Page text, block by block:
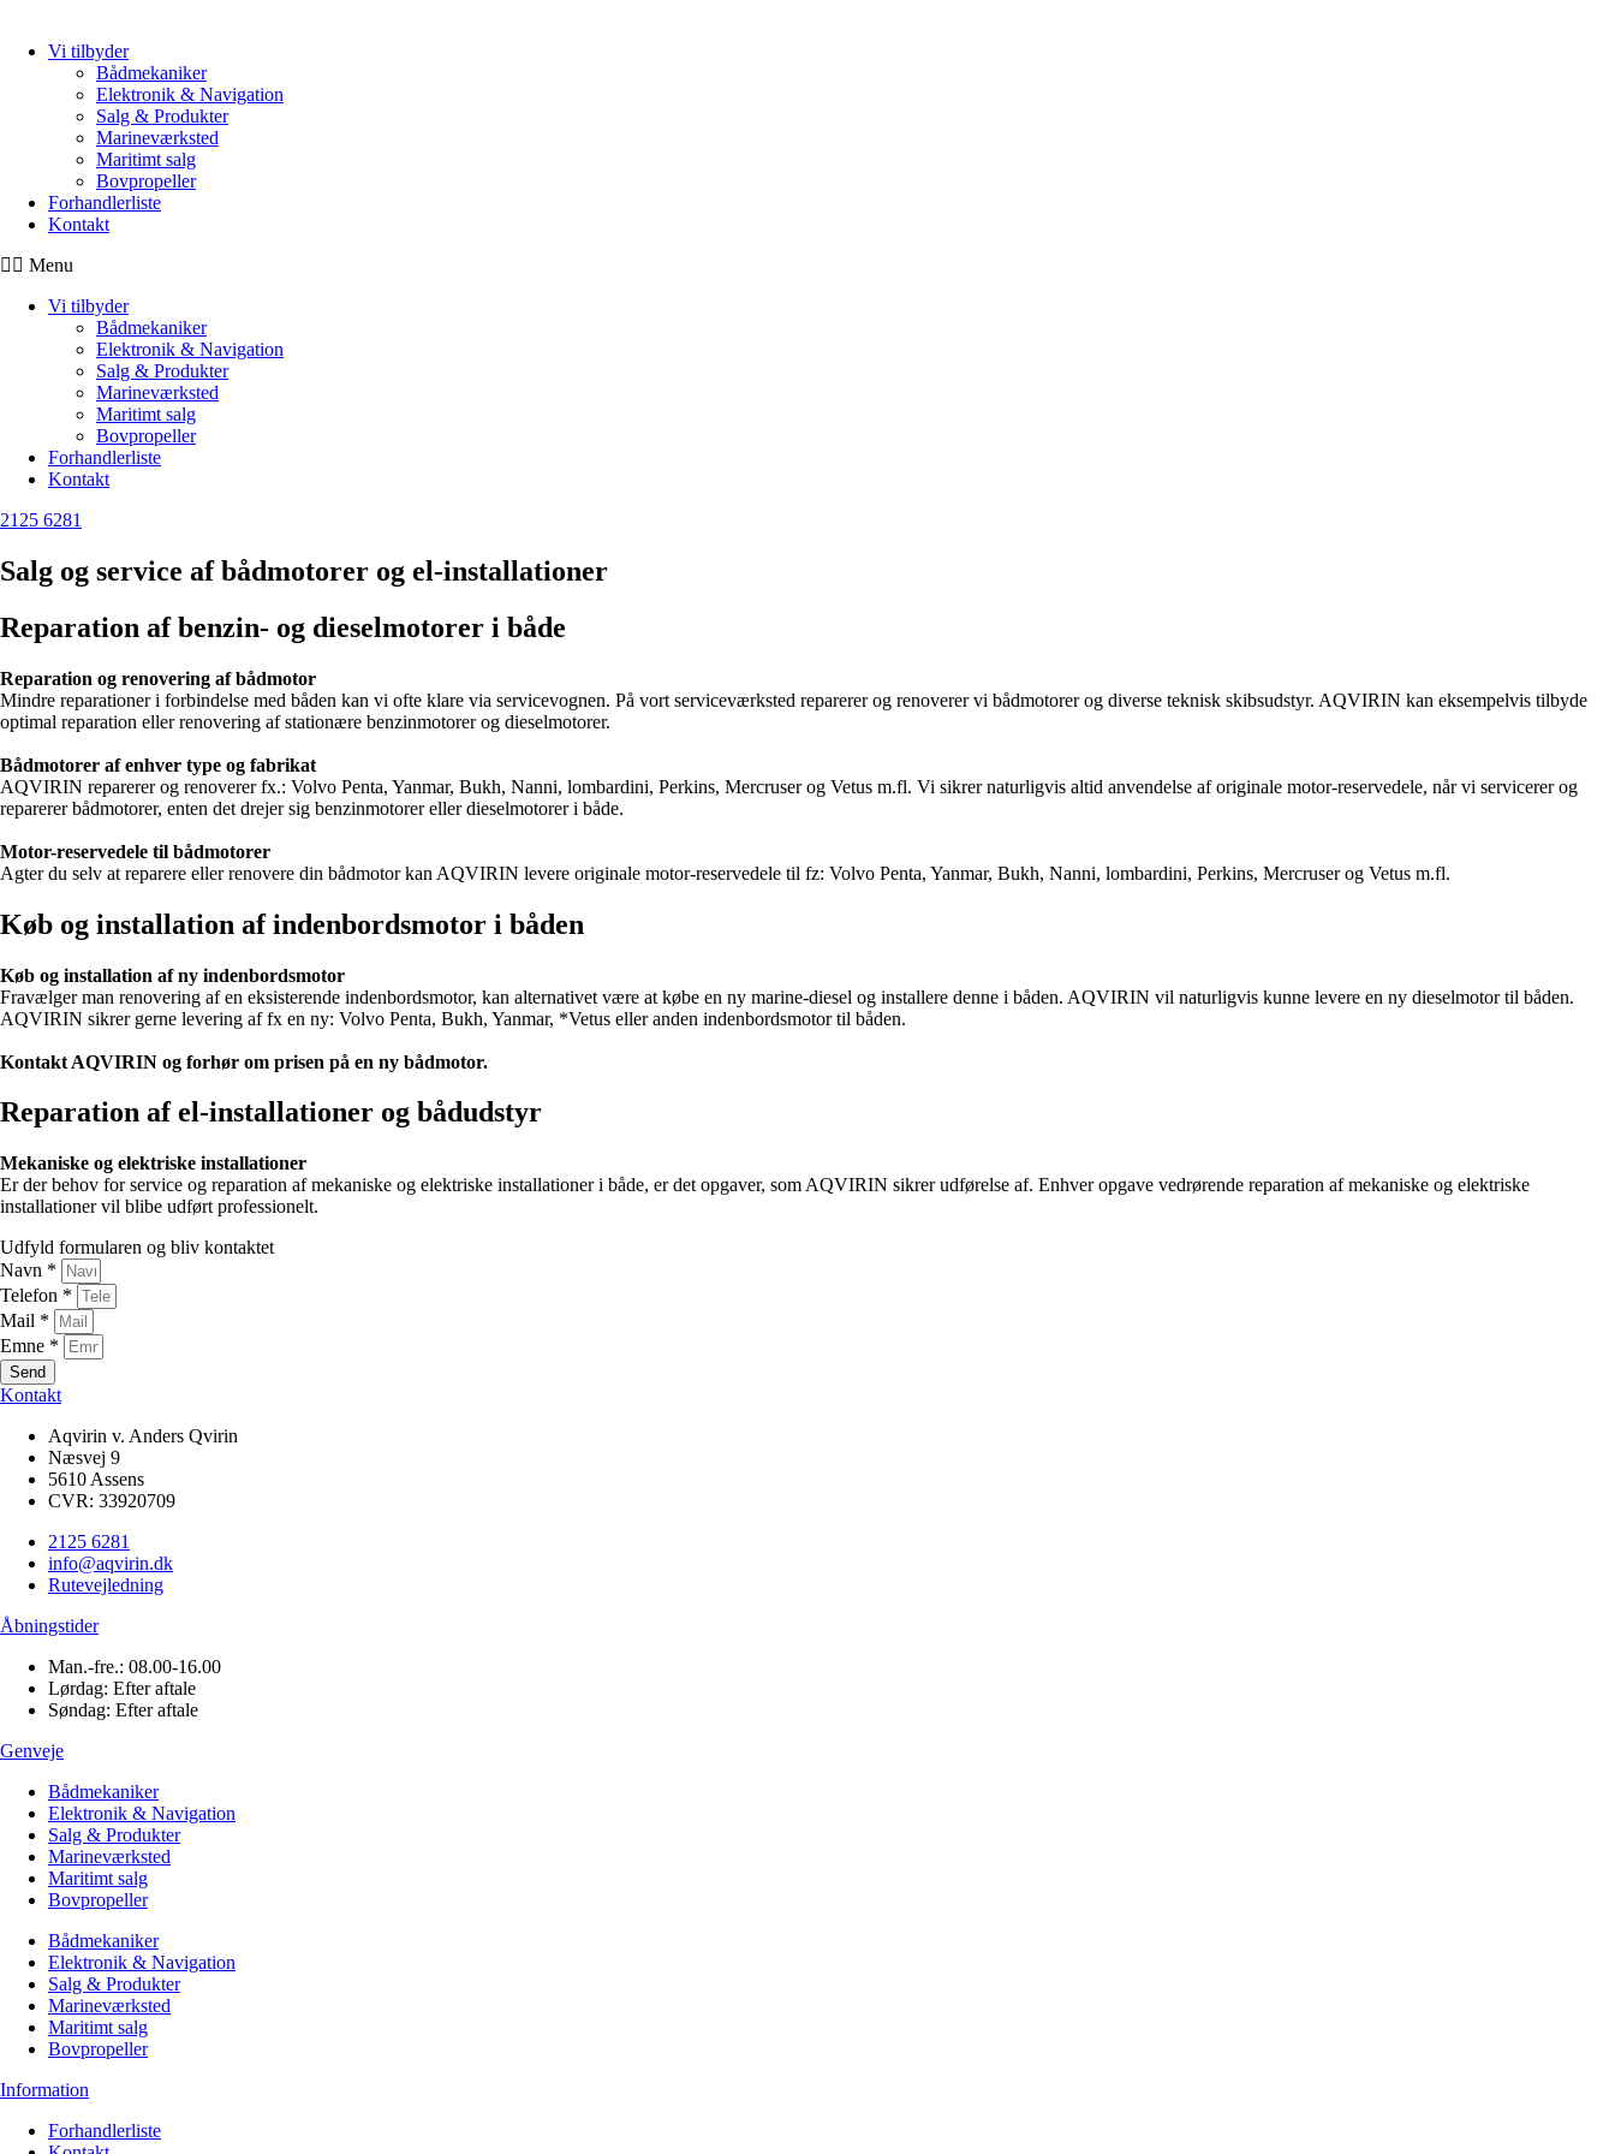
Vi tilbyder
Bådmekaniker
Elektronik & Navigation
Salg & Produkter
Marineværksted
Maritimt salg
Bovpropeller
Forhandlerliste
Kontakt
Menu
Vi tilbyder
Bådmekaniker
Elektronik & Navigation
Salg & Produkter
Marineværksted
Maritimt salg
Bovpropeller
Forhandlerliste
Kontakt
2125 6281
Salg og service af bådmotorer og el-installationer
Reparation af benzin- og dieselmotorer i både
Reparation og renovering af bådmotor
Mindre reparationer i forbindelse med båden kan vi ofte klare via servicevognen. På vort serviceværksted reparerer og renoverer vi bådmotorer og diverse teknisk skibsudstyr. AQVIRIN kan eksempelvis tilbyde
optimal reparation eller renovering af stationære benzinmotorer og dieselmotorer.
Bådmotorer af enhver type og fabrikat
AQVIRIN reparerer og renoverer fx.: Volvo Penta, Yanmar, Bukh, Nanni, lombardini, Perkins, Mercruser og Vetus m.fl. Vi sikrer naturligvis altid anvendelse af originale motor-reservedele, når vi servicerer og
reparerer bådmotorer, enten det drejer sig benzinmotorer eller dieselmotorer i både.
Motor-reservedele til bådmotorer
Agter du selv at reparere eller renovere din bådmotor kan AQVIRIN levere originale motor-reservedele til fz: Volvo Penta, Yanmar, Bukh, Nanni, lombardini, Perkins, Mercruser og Vetus m.fl.
Køb og installation af indenbordsmotor i båden
Køb og installation af ny indenbordsmotor
Fravælger man renovering af en eksisterende indenbordsmotor, kan alternativet være at købe en ny marine-diesel og installere denne i båden. AQVIRIN vil naturligvis kunne levere en ny dieselmotor til båden.
AQVIRIN sikrer gerne levering af fx en ny: Volvo Penta, Bukh, Yanmar, *Vetus eller anden indenbordsmotor til båden.
Kontakt AQVIRIN og forhør om prisen på en ny bådmotor.
Reparation af el-installationer og bådudstyr
Mekaniske og elektriske installationer
Er der behov for service og reparation af mekaniske og elektriske installationer i både, er det opgaver, som AQVIRIN sikrer udførelse af. Enhver opgave vedrørende reparation af mekaniske og elektriske
installationer vil blibe udført professionelt.
Udfyld formularen og bliv kontaktet
Navn *
Telefon *
Mail *
Emne *
Send
Kontakt
Aqvirin v. Anders Qvirin
Næsvej 9
5610 Assens
CVR: 33920709
2125 6281
info@aqvirin.dk
Rutevejledning
Åbningstider
Man.-fre.: 08.00-16.00
Lørdag: Efter aftale
Søndag: Efter aftale
Genveje
Bådmekaniker
Elektronik & Navigation
Salg & Produkter
Marineværksted
Maritimt salg
Bovpropeller
Bådmekaniker
Elektronik & Navigation
Salg & Produkter
Marineværksted
Maritimt salg
Bovpropeller
Information
Forhandlerliste